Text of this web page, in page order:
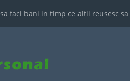
faci bani in timp ce altii reusesc sa